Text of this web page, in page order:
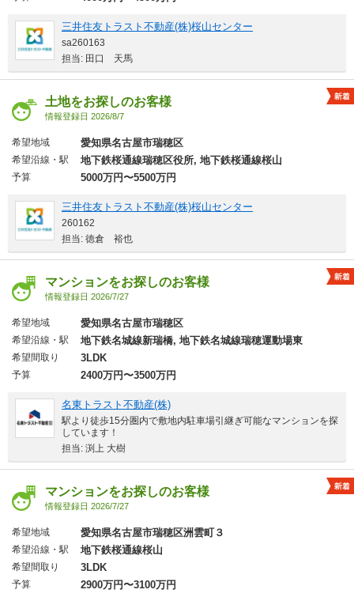
三井住友トラスト不動産(株)桜山センター
sa260163
担当: 田口 天馬
土地をお探しのお客様
情報登録日 2026/8/7
希望地域 愛知県名古屋市瑞穂区
希望沿線・駅 地下鉄桜通線瑞穂区役所, 地下鉄桜通線桜山
予算 5000万円〜5500万円
三井住友トラスト不動産(株)桜山センター
260162
担当: 徳倉 裕也
マンションをお探しのお客様
情報登録日 2026/7/27
希望地域 愛知県名古屋市瑞穂区
希望沿線・駅 地下鉄名城線新瑞橋, 地下鉄名城線瑞穂運動場東
希望間取り 3LDK
予算 2400万円〜3500万円
名東トラスト不動産(株)
駅より徒歩15分圏内で敷地内駐車場引継ぎ可能なマンションを探
しています！
担当: 渕上 大樹
マンションをお探しのお客様
情報登録日 2026/7/27
希望地域 愛知県名古屋市瑞穂区洲雲町３
希望沿線・駅 地下鉄桜通線桜山
希望間取り 3LDK
予算 2900万円〜3100万円